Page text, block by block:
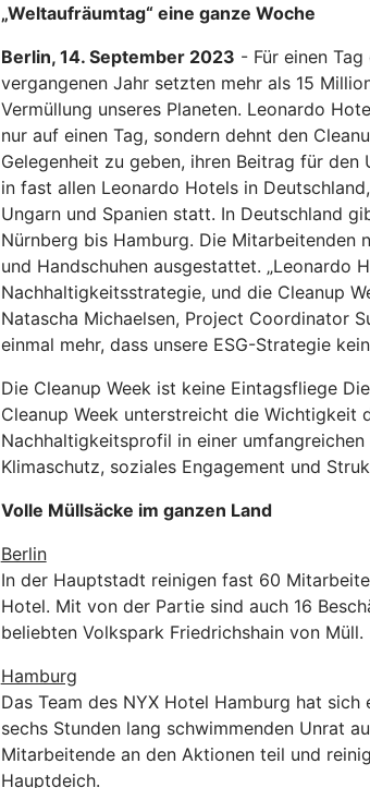
„Weltaufräumtag“ eine ganze Woche
Berlin, 14. September 2023 - Für einen
vergangenen Jahr setzten mehr als 15
Vermüllung unseres Planeten. Leonardo
nur auf einen Tag, sondern dehnt den
Gelegenheit zu geben, ihren Beitrag für den
in fast allen Leonardo Hotels in
Ungarn und Spanien statt. In Deutschland
Nürnberg bis Hamburg. Die
und Handschuhen ausgestattet. „Leonardo
Nachhaltigkeitsstrategie, und die Cleanup
Natascha Michaelsen, Project Coordinator
einmal mehr, dass unsere ESG-Strategie
Die Cleanup Week ist keine Eintagsfliege
Cleanup Week unterstreicht die Wichtigkeit
Nachhaltigkeitsprofil in einer
Klimaschutz, soziales Engagement und
Volle Müllsäcke im ganzen Land
Berlin
In der Hauptstadt reinigen fast 60
Hotel. Mit von der Partie sind auch 16
beliebten Volkspark Friedrichshain von Müll.
Hamburg
Das Team des NYX Hotel Hamburg hat
sechs Stunden lang schwimmenden Unrat
Mitarbeitende an den Aktionen teil und
Hauptdeich.